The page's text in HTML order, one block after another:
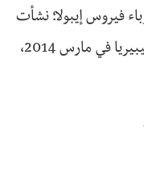
في عام 2010 بسبب وباء فيروس إيبولا؛ نشأت
في غينيا في ديسمبر 2013، ودخلت ليبيريا في مارس 2014،